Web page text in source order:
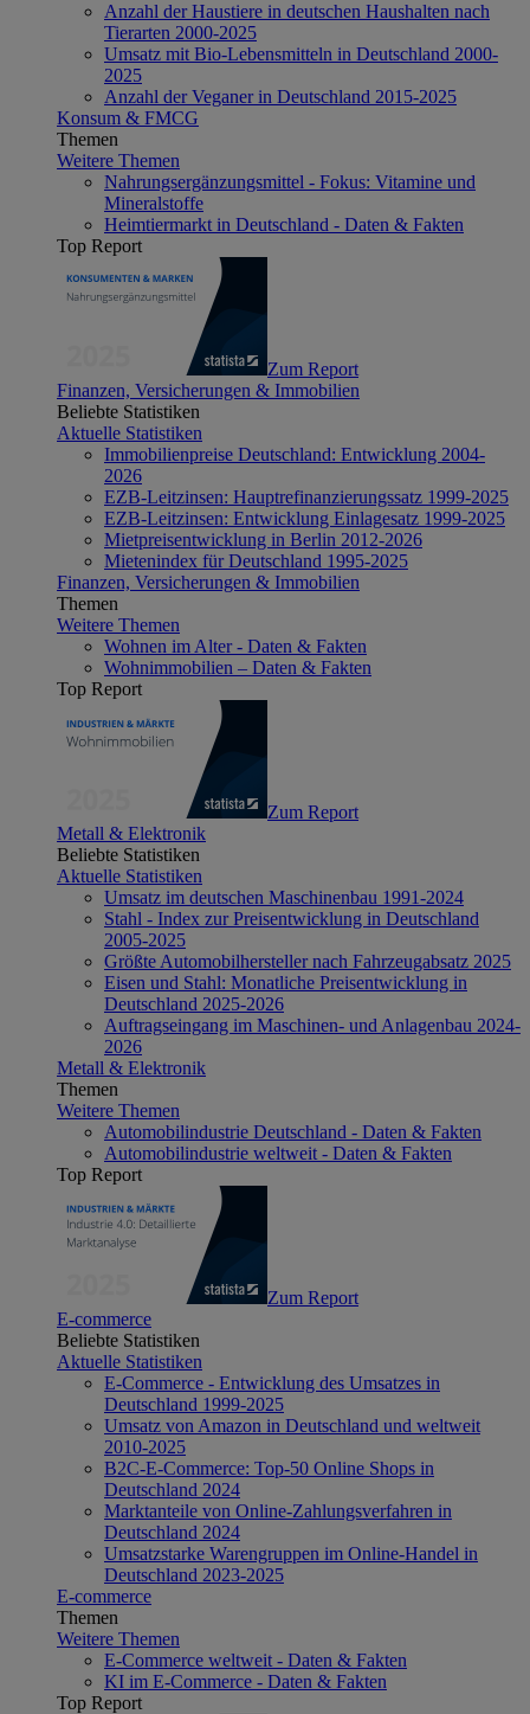
Anzahl der Haustiere in deutschen Haushalten nach
Tierarten 2000-2025
Umsatz mit Bio-Lebensmitteln in Deutschland 2000-
2025
Anzahl der Veganer in Deutschland 2015-2025
Konsum & FMCG
Themen
Weitere Themen
Nahrungsergänzungsmittel - Fokus: Vitamine und
Mineralstoffe
Heimtiermarkt in Deutschland - Daten & Fakten
Top Report
Zum Report
Finanzen, Versicherungen & Immobilien
Beliebte Statistiken
Aktuelle Statistiken
Immobilienpreise Deutschland: Entwicklung 2004-
2026
EZB-Leitzinsen: Hauptrefinanzierungssatz 1999-2025
EZB-Leitzinsen: Entwicklung Einlagesatz 1999-2025
Mietpreisentwicklung in Berlin 2012-2026
Mietenindex für Deutschland 1995-2025
Finanzen, Versicherungen & Immobilien
Themen
Weitere Themen
Wohnen im Alter - Daten & Fakten
Wohnimmobilien – Daten & Fakten
Top Report
Zum Report
Metall & Elektronik
Beliebte Statistiken
Aktuelle Statistiken
Umsatz im deutschen Maschinenbau 1991-2024
Stahl - Index zur Preisentwicklung in Deutschland
2005-2025
Größte Automobilhersteller nach Fahrzeugabsatz 2025
Eisen und Stahl: Monatliche Preisentwicklung in
Deutschland 2025-2026
Auftragseingang im Maschinen- und Anlagenbau 2024-
2026
Metall & Elektronik
Themen
Weitere Themen
Automobilindustrie Deutschland - Daten & Fakten
Automobilindustrie weltweit - Daten & Fakten
Top Report
Zum Report
E-commerce
Beliebte Statistiken
Aktuelle Statistiken
E-Commerce - Entwicklung des Umsatzes in
Deutschland 1999-2025
Umsatz von Amazon in Deutschland und weltweit
2010-2025
B2C-E-Commerce: Top-50 Online Shops in
Deutschland 2024
Marktanteile von Online-Zahlungsverfahren in
Deutschland 2024
Umsatzstarke Warengruppen im Online-Handel in
Deutschland 2023-2025
E-commerce
Themen
Weitere Themen
E-Commerce weltweit - Daten & Fakten
KI im E-Commerce - Daten & Fakten
Top Report